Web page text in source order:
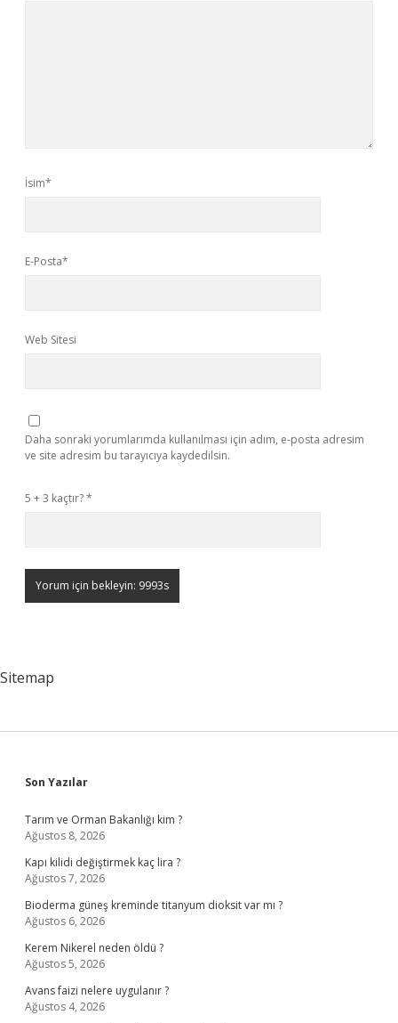
İsim*
E-Posta*
Web Sitesi
Daha sonraki yorumlarımda kullanılması için adım, e-posta adresim
ve site adresim bu tarayıcıya kaydedilsin.
5 + 3 kaçtır?*
Sitemap
Sidebar
Son Yazılar
Tarım ve Orman Bakanlığı kim ?
Ağustos 8, 2026
Kapı kilidi değiştirmek kaç lira ?
Ağustos 7, 2026
Bioderma güneş kreminde titanyum dioksit var mı ?
Ağustos 6, 2026
Kerem Nikerel neden öldü ?
Ağustos 5, 2026
Avans faizi nelere uygulanır ?
Ağustos 4, 2026